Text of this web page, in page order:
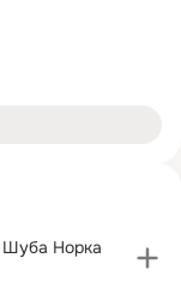
Норка